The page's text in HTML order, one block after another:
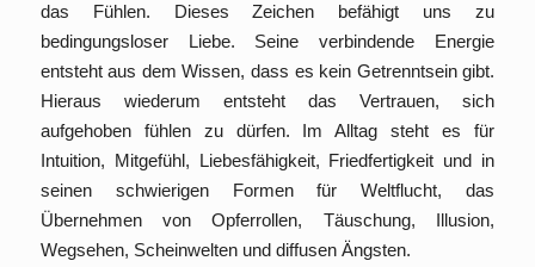
das Fühlen. Dieses Zeichen befähigt uns zu
bedingungsloser Liebe. Seine verbindende Energie
entsteht aus dem Wissen, dass es kein Getrenntsein gibt.
Hieraus wiederum entsteht das Vertrauen, sich
aufgehoben fühlen zu dürfen. Im Alltag steht es für
Intuition, Mitgefühl, Liebesfähigkeit, Friedfertigkeit und in
seinen schwierigen Formen für Weltflucht, das
Übernehmen von Opferrollen, Täuschung, Illusion,
Wegsehen, Scheinwelten und diffusen Ängsten.